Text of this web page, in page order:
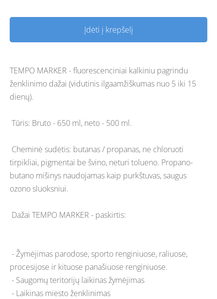
Įdėti į krepšelį
TEMPO MARKER - fluorescenciniai kalkiniu pagrindu
ženklinimo dažai (vidutinis ilgaamžiškumas nuo 5 iki 15
dienų).
Tūris: Bruto - 650 ml, neto - 500 ml.
Cheminė sudėtis: butanas / propanas, ne chloruoti
tirpikliai, pigmentai be švino, neturi tolueno. Propano-
butano mišinys naudojamas kaip purkštuvas, saugus
ozono sluoksniui.
Dažai TEMPO MARKER - paskirtis:
- Žymėjimas parodose, sporto renginiuose, raliuose,
procesijose ir kituose panašiuose renginiuose.
- Saugomų teritorijų laikinas žymėjimas
- Laikinas miesto ženklinimas